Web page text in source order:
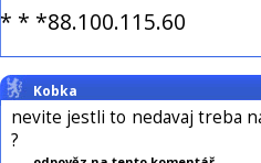
* * *88.100.115.60
Kobka
nevite jestli to nedavaj treba
?